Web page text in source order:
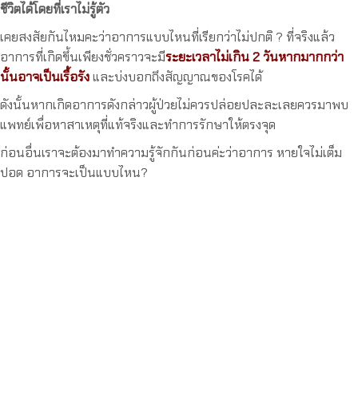
ชีวิตได้โดยที่เราไม่รู้ตัว
เคยสงสัยกันไหมคะว่าอาการแบบไหนที่เรียกว่าไม่ปกติ ? ที่จริงแล้ว
อาการที่เกิดขึ้นเพียงชั่วคราวจะมีระยะเวลาไม่เกิน 2 วันหากมากกว่า
นั้นอาจเป็นเรื้อรังและบ่งบอกถึงสัญญาณของโรคได้
ดังนั้นหากเกิดอาการดังกล่าวผู้ป่วยไม่ควรปล่อยปละละเลยควรมาพบ
แพทย์เพื่อหาสาเหตุที่แท้จริงและทำการรักษาให้ตรงจุด
ก่อนอื่นเราจะต้องมาทำความรู้จักกันก่อนค่ะว่าอาการ หายใจไม่เต็ม
ปอด อาการจะเป็นแบบไหน?